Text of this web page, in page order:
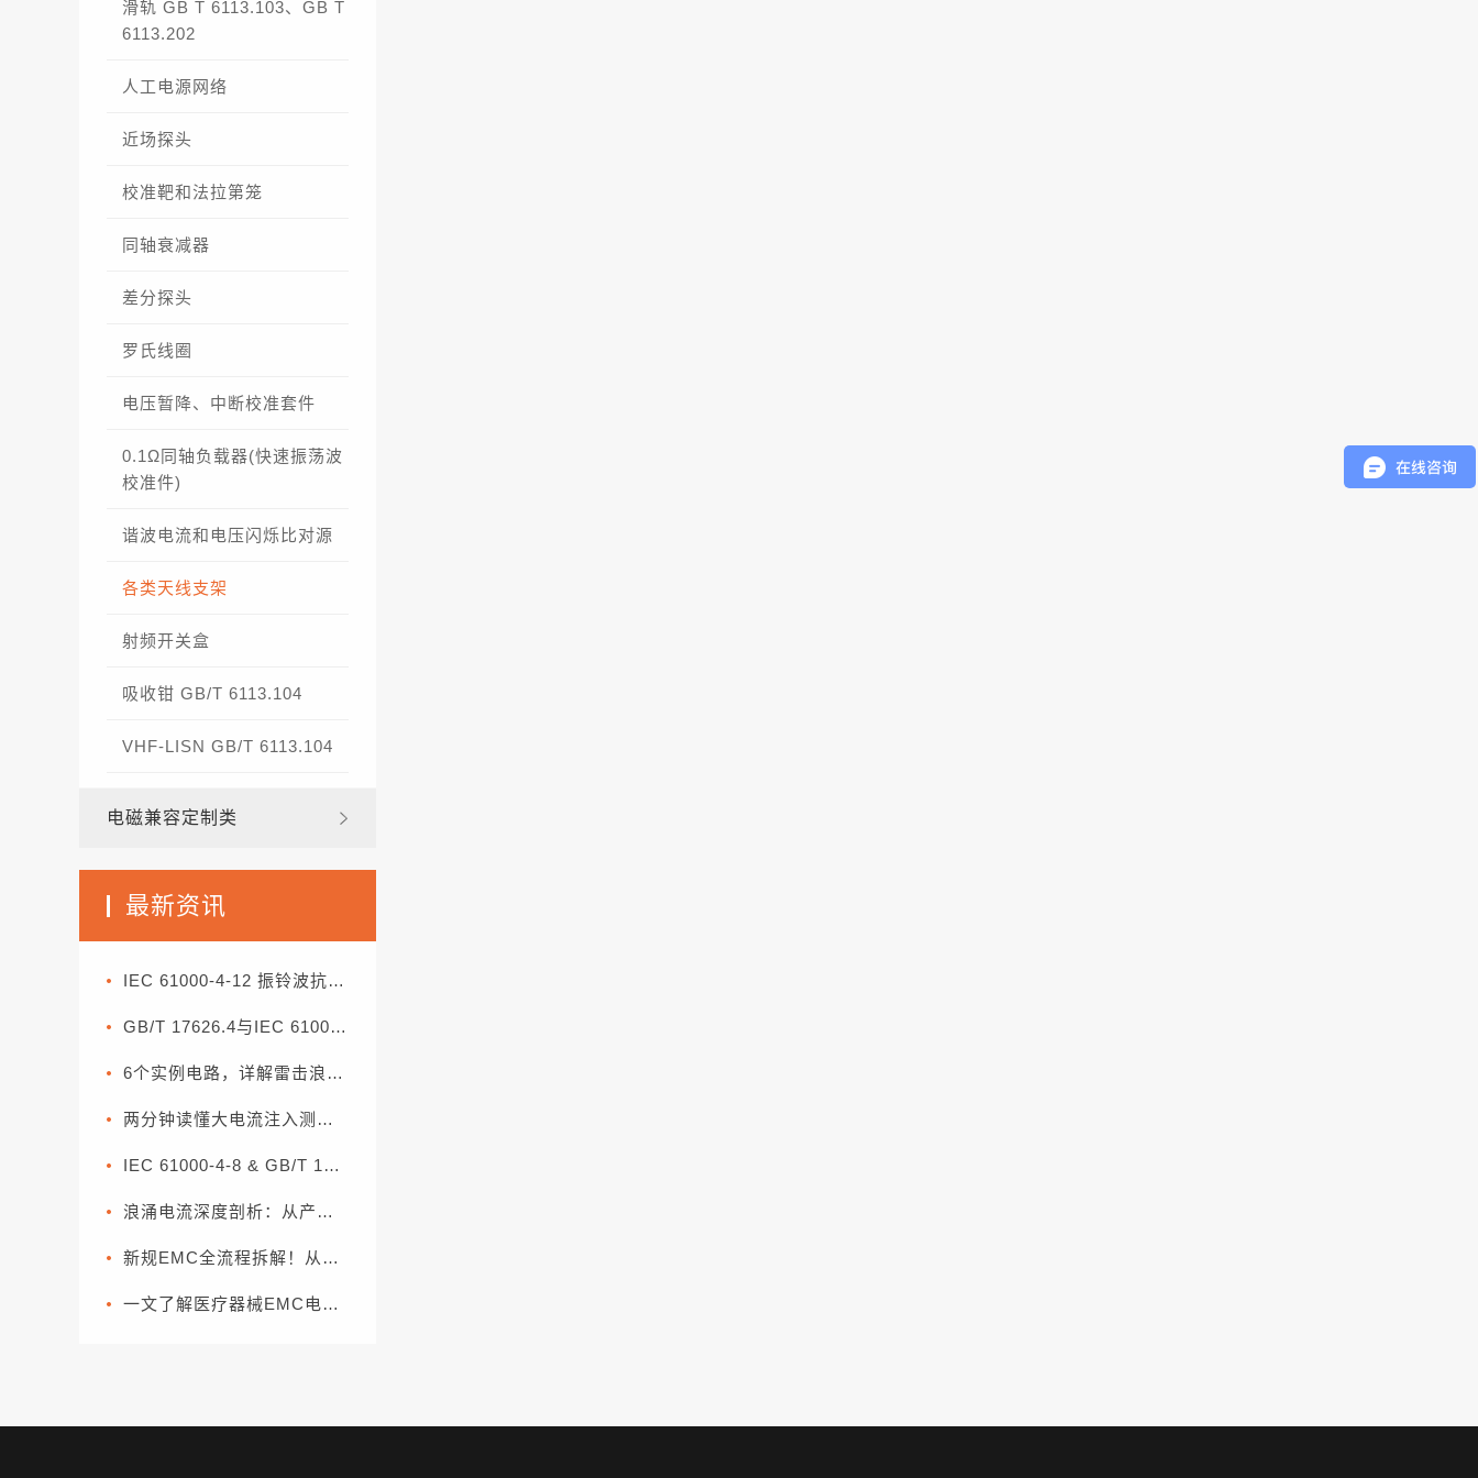
滑轨 GB T 6113.103、GB T
6113.202
人工电源网络
近场探头
校准靶和法拉第笼
同轴衰减器
差分探头
罗氏线圈
电压暂降、中断校准套件
0.1Ω同轴负载器(快速振荡波
校准件)
谐波电流和电压闪烁比对源
各类天线支架
射频开关盒
吸收钳 GB/T 6113.104
VHF-LISN GB/T 6113.104
电磁兼容定制类
最新资讯
IEC 61000-4-12 振铃波抗扰度试验标准解析
GB/T 17626.4与IEC 61000-4-4：电快速瞬变脉冲群抗扰度试验解读
6个实例电路，详解雷击浪涌的防护
两分钟读懂大电流注入测试（BCI）
IEC 61000-4-8 & GB/T 17626.8 工频磁场系数
浪涌电流深度剖析：从产生机理到分级抑制方案
新规EMC全流程拆解！从零部件到整车，一套流程搞定合规（下篇）
一文了解医疗器械EMC电磁兼容常用的基本方法